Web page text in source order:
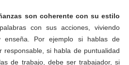
son coherente con su estilo
con sus acciones, viviendo
enseña. Por ejemplo si hablas de
responsable, si habla de puntualidad
de trabajo, debe ser trabajador, si